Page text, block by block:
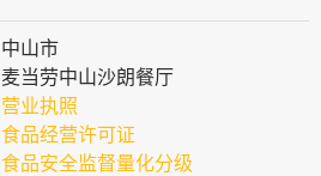
中山市
麦当劳中山沙朗餐厅
营业执照
食品经营许可证
食品安全监督量化分级